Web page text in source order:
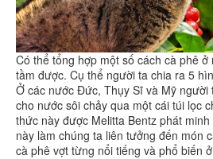
Có thể tổng hợp một số cách cà phê
tầm được. Cụ thể người ta chia ra 5
Ở các nước Đức, Thụy Sĩ và Mỹ người
cho nước sôi chảy qua một cái túi lọc
thức này được Melitta Bentz phát
này làm chúng ta liên tưởng đến món
cà phê vợt từng nổi tiếng và phổ biến